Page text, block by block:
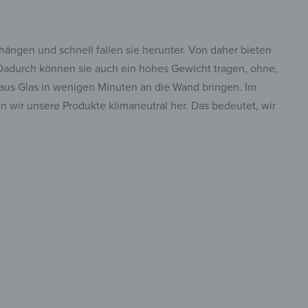
und schnell fallen sie herunter. Von daher bieten
können sie auch ein hohes Gewicht tragen, ohne,
Glas in wenigen Minuten an die Wand bringen. Im
unsere Produkte klimaneutral her. Das bedeutet, wir